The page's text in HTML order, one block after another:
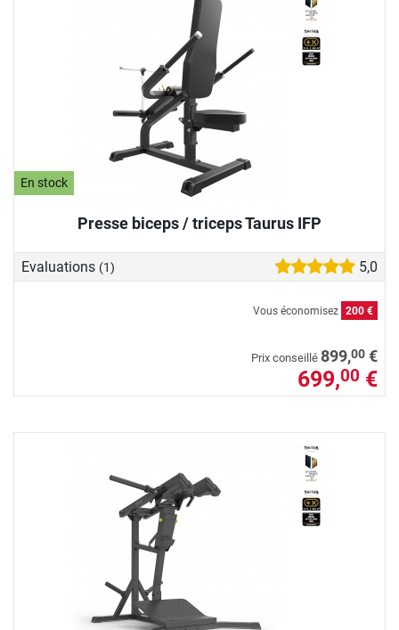
En stock
Presse biceps / triceps Taurus IFP
Evaluations (1) 5,0
Vous économisez 200 €
Prix conseillé 899,00 €
699,00 €